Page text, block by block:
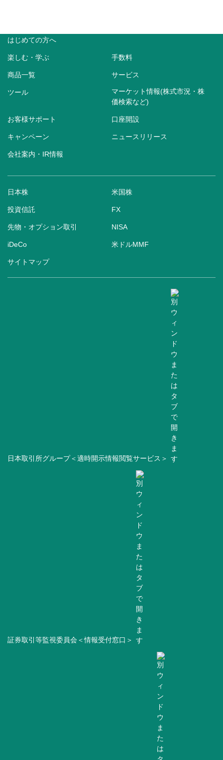
はじめての方へ
楽しむ・学ぶ 手数料
商品一覧 サービス
ツール
マーケット情報(株式市況・株
価検索など)
お客様サポート 口座開設
キャンペーン ニュースリリース
会社案内・IR情報
日本株 米国株
投資信託 FX
先物・オプション取引 NISA
iDeCo 米ドルMMF
サイトマップ
日本取引所グループ＜適時開示情報閲覧サービス＞
証券取引等監視委員会＜情報受付窓口＞